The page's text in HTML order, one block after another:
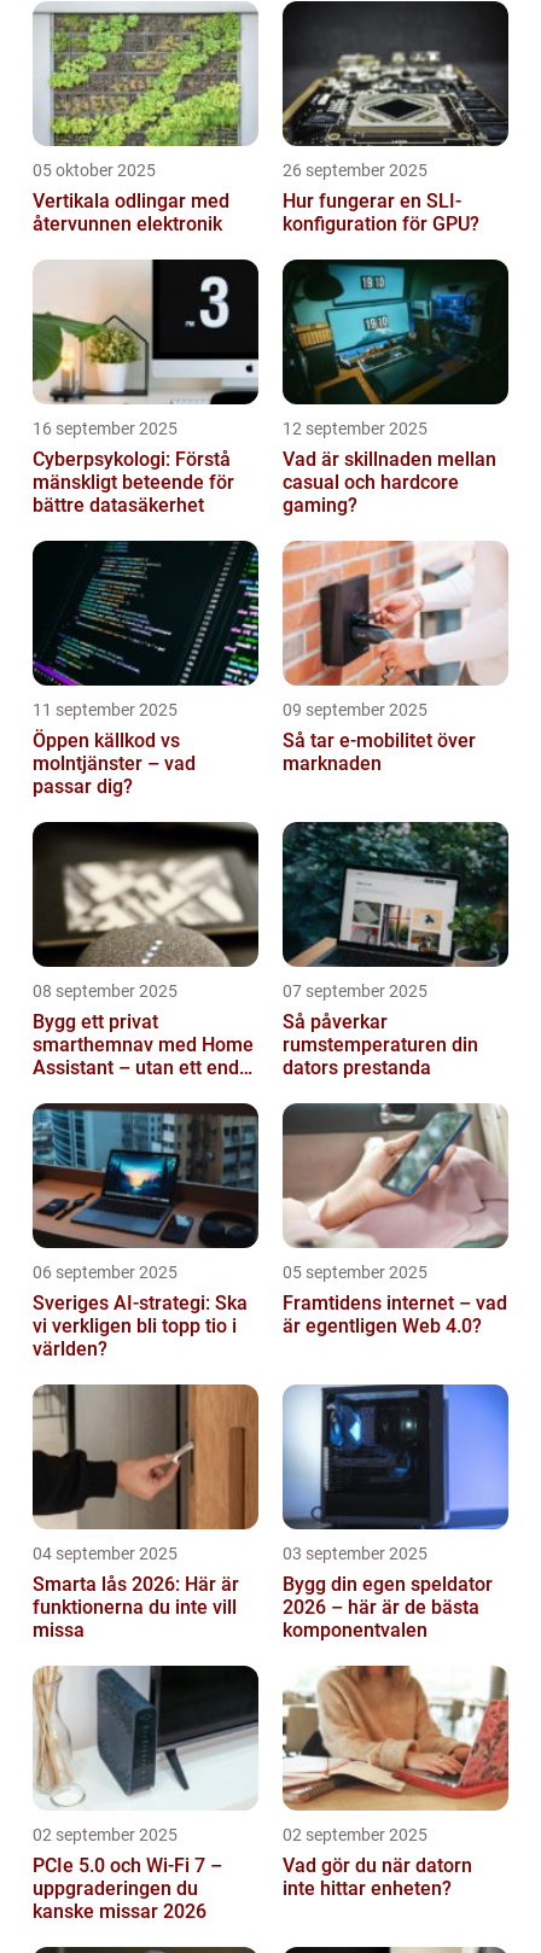
05 oktober 2025
Vertikala odlingar med
återvunnen elektronik
26 september 2025
Hur fungerar en SLI-
konfiguration för GPU?
16 september 2025
Cyberpsykologi: Förstå
mänskligt beteende för
bättre datasäkerhet
12 september 2025
Vad är skillnaden mellan
casual och hardcore
gaming?
11 september 2025
Öppen källkod vs
molntjänster – vad
passar dig?
09 september 2025
Så tar e-mobilitet över
marknaden
08 september 2025
Bygg ett privat
smarthemnav med Home
Assistant – utan ett enda
07 september 2025
Så påverkar
rumstemperaturen din
dators prestanda
06 september 2025
Sveriges AI-strategi: Ska
vi verkligen bli topp tio i
världen?
05 september 2025
Framtidens internet – vad
är egentligen Web 4.0?
04 september 2025
Smarta lås 2026: Här är
funktionerna du inte vill
missa
03 september 2025
Bygg din egen speldator
2026 – här är de bästa
komponentvalen
02 september 2025
PCIe 5.0 och Wi-Fi 7 –
uppgraderingen du
kanske missar 2026
02 september 2025
Vad gör du när datorn
inte hittar enheten?